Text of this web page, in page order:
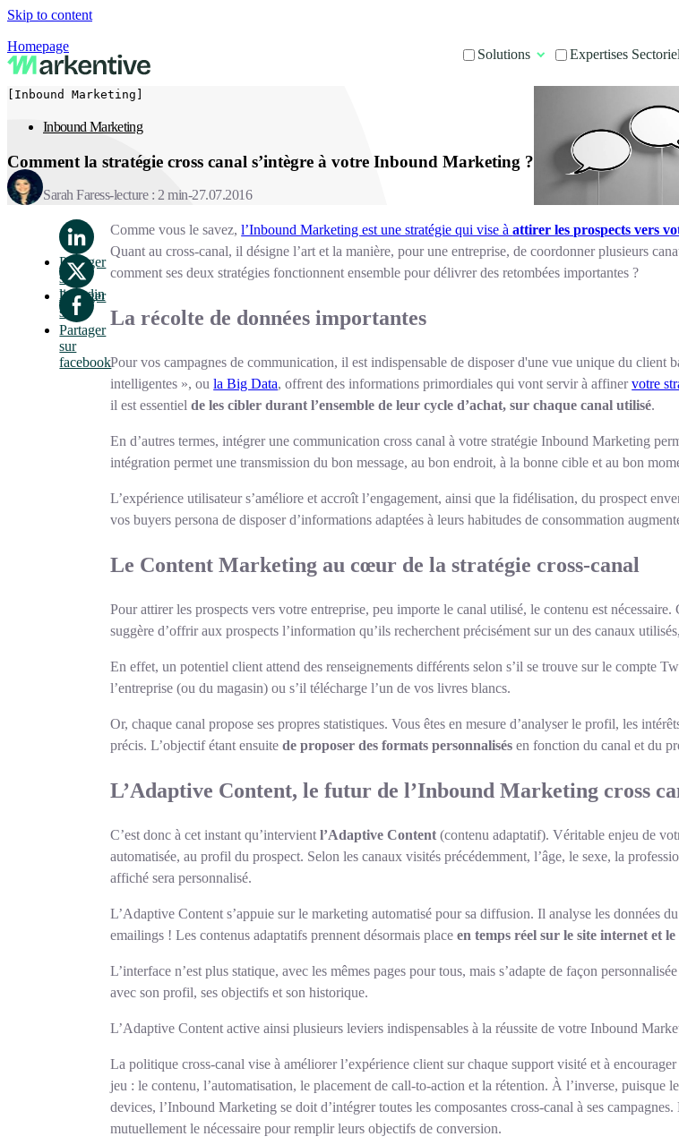
Skip to content
Homepage
Solutions Expertises
[Inbound Marketing]
Inbound Marketing
Comment la stratégie cross canal s’intègre à votre Inbound Marketing ?
Sarah Faress lecture : 2 min 27.07.2016
Partager
sur
linkedin
Partager
sur x
Partager
sur
facebook
Comme vous le savez,l’Inbound Marketing est une stratégie qui vise àattirer les prospects vers
Quant au cross-canal, il désigne l’art et la manière, pour une entreprise, de coordonner plusieurs
comment ses deux stratégies fonctionnent ensemble pour délivrer des retombées importantes ?
La récolte de données importantes
Pour vos campagnes de communication, il est indispensable de disposer d'une vue unique du client
intelligentes », oula Big Data, offrent des informations primordiales qui vont servir à affinervotre
il est essentielde les cibler durant l’ensemble de leur cycle d’achat, sur chaque canal utilisé.
En d’autres termes, intégrer une communication cross canal à votre stratégie Inbound Marketing
intégration permet une transmission du bon message, au bon endroit, à la bonne cible et au bon
L’expérience utilisateur s’améliore et accroît l’engagement, ainsi que la fidélisation, du prospect
vos buyers persona de disposer d’informations adaptées à leurs habitudes de consommation
Le Content Marketing au cœur de la stratégie cross-canal
Pour attirer les prospects vers votre entreprise, peu importe le canal utilisé, le contenu est
suggère d’offrir aux prospects l’information qu’ils recherchent précisément sur un des canaux
En effet, un potentiel client attend des renseignements différents selon s’il se trouve sur le compte
l’entreprise (ou du magasin) ou s’il télécharge l’un de vos livres blancs.
Or, chaque canal propose ses propres statistiques. Vous êtes en mesure d’analyser le profil, les
précis. L’objectif étant ensuitede proposer des formats personnalisés en fonction du canal et du
L’Adaptive Content, le futur de l’Inbound Marketing cross
C’est donc à cet instant qu’intervientl’Adaptive Content (contenu adaptatif). Véritable enjeu de
automatisée, au profil du prospect. Selon les canaux visités précédemment, l’âge, le sexe, la
affiché sera personnalisé.
L’Adaptive Content s’appuie sur le marketing automatisé pour sa diffusion. Il analyse les données
emailings ! Les contenus adaptatifs prennent désormais placeen temps réel sur le site internet et
L’interface n’est plus statique, avec les mêmes pages pour tous, mais s’adapte de façon
avec son profil, ses objectifs et son historique.
L’Adaptive Content active ainsi plusieurs leviers indispensables à la réussite de votre Inbound
La politique cross-canal vise à améliorer l’expérience client sur chaque support visité et à
jeu : le contenu, l’automatisation, le placement de call-to-action et la rétention. À l’inverse,
devices, l’Inbound Marketing se doit d’intégrer toutes les composantes cross-canal à ses
mutuellement le nécessaire pour remplir leurs objectifs de conversion.